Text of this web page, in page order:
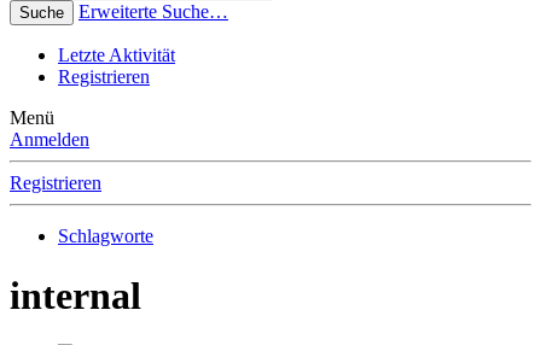
Suche Erweiterte Suche…
Letzte Aktivität
Registrieren
Menü
Anmelden
Registrieren
Schlagworte
internal